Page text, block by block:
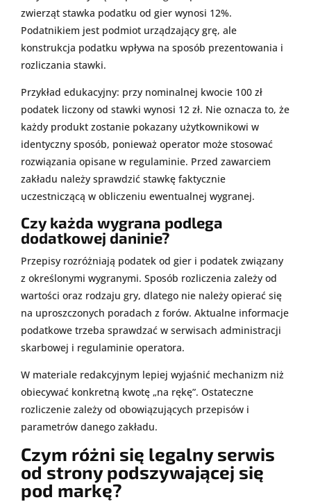
zwierząt stawka podatku od gier wynosi 12%.
Podatnikiem jest podmiot urządzający grę, ale
konstrukcja podatku wpływa na sposób prezentowania i
rozliczania stawki.
Przykład edukacyjny: przy nominalnej kwocie 100 zł
podatek liczony od stawki wynosi 12 zł. Nie oznacza to, że
każdy produkt zostanie pokazany użytkownikowi w
identyczny sposób, ponieważ operator może stosować
rozwiązania opisane w regulaminie. Przed zawarciem
zakładu należy sprawdzić stawkę faktycznie
uczestniczącą w obliczeniu ewentualnej wygranej.
Czy każda wygrana podlega
dodatkowej daninie?
Przepisy rozróżniają podatek od gier i podatek związany
z określonymi wygranymi. Sposób rozliczenia zależy od
wartości oraz rodzaju gry, dlatego nie należy opierać się
na uproszczonych poradach z forów. Aktualne informacje
podatkowe trzeba sprawdzać w serwisach administracji
skarbowej i regulaminie operatora.
W materiale redakcyjnym lepiej wyjaśnić mechanizm niż
obiecywać konkretną kwotę „na rękę”. Ostateczne
rozliczenie zależy od obowiązujących przepisów i
parametrów danego zakładu.
Czym różni się legalny serwis
od strony podszywającej się
pod markę?